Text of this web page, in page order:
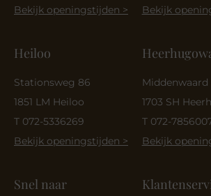
Bekijk openingstijden >
Heiloo
Stationsweg 86
1851 LM Heiloo
T 072-5336269
Bekijk openingstijden >
Bekijk
Middenwaard
1703 SH
T 072-
Bekijk
Snel naar